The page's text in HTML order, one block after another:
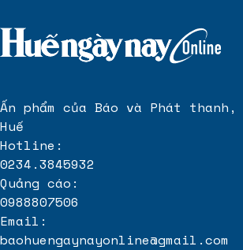
Ấn phẩm của Báo và Phát
Huế
Hotline:
0234.3845932
Quảng cáo:
0988807506
Email:
baohuengaynayonline@gmail.com